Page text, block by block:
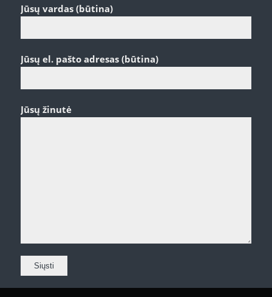
Jūsų vardas (būtina)
Jūsų el. pašto adresas (būtina)
Jūsų žinutė